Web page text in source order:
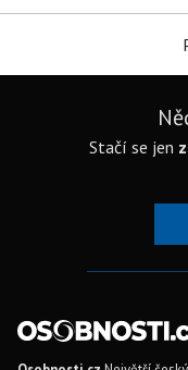
Stačí se jen